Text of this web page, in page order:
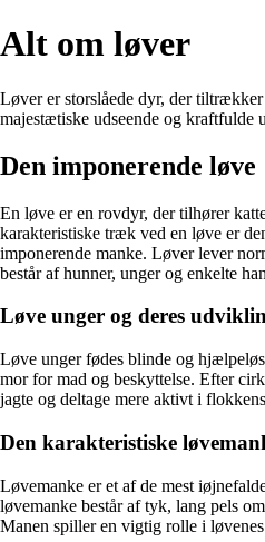
Alt om løver
Løver er storslåede dyr, der
majestætiske udseende og kraftfulde
Den imponerende løve
En løve er en rovdyr, der tilhører
karakteristiske træk ved en løve er
imponerende manke. Løver lever
består af hunner, unger og enkelte
Løve unger og deres
Løve unger fødes blinde og
mor for mad og beskyttelse. Efter
jagte og deltage mere aktivt i
Den karakteristiske
Løvemanke er et af de mest
løvemanke består af tyk, lang pels
Manen spiller en vigtig rolle i